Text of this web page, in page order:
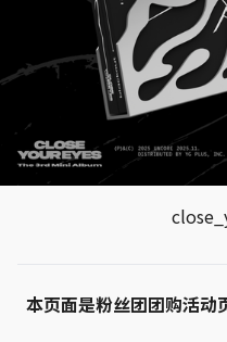
本页面是粉丝团团购活动